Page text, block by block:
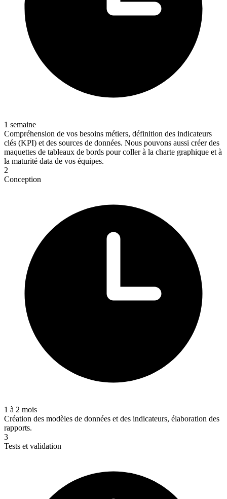
1 semaine
Compréhension de vos besoins métiers, définition des indicateurs
clés (KPI) et des sources de données. Nous pouvons aussi créer des
maquettes de tableaux de bords pour coller à la charte graphique et à
la maturité data de vos équipes.
2
Conception
1 à 2 mois
Création des modèles de données et des indicateurs, élaboration des
rapports.
3
Tests et validation